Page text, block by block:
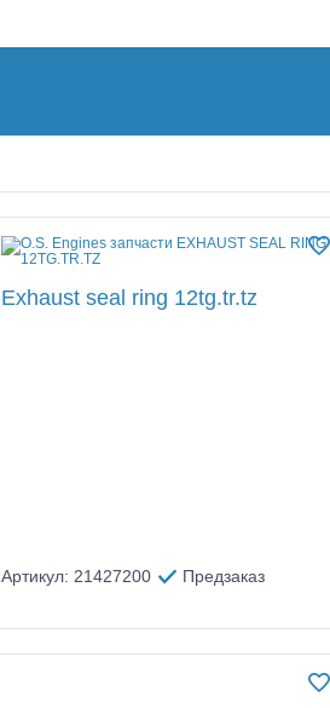
Exhaust seal ring 12tg.tr.tz
Артикул: 21427200 Предзаказ